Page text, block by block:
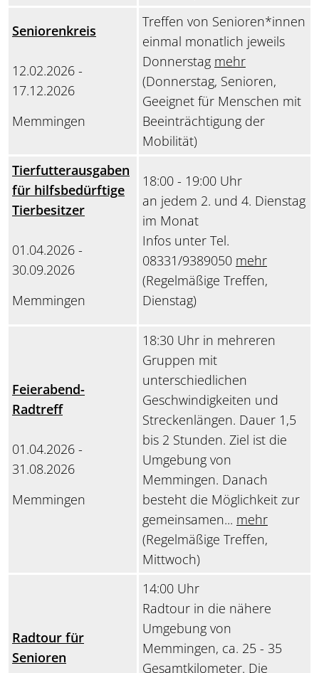
Seniorenkreis
12.02.2026 -
17.12.2026
Memmingen
Treffen von Senioren*innen
einmal monatlich jeweils
Donnerstag mehr
(Donnerstag, Senioren,
Geeignet für Menschen mit
Beeinträchtigung der
Mobilität)
Tierfutterausgaben
für hilfsbedürftige
Tierbesitzer
01.04.2026 -
30.09.2026
Memmingen
18:00 - 19:00 Uhr
an jedem 2. und 4. Dienstag
im Monat
Infos unter Tel.
08331/9389050 mehr
(Regelmäßige Treffen,
Dienstag)
Feierabend-
Radtreff
01.04.2026 -
31.08.2026
Memmingen
18:30 Uhr in mehreren
Gruppen mit
unterschiedlichen
Geschwindigkeiten und
Streckenlängen. Dauer 1,5
bis 2 Stunden. Ziel ist die
Umgebung von
Memmingen. Danach
besteht die Möglichkeit zur
gemeinsamen... mehr
(Regelmäßige Treffen,
Mittwoch)
Radtour für
Senioren
14:00 Uhr
Radtour in die nähere
Umgebung von
Memmingen, ca. 25 - 35
Gesamtkilometer. Die